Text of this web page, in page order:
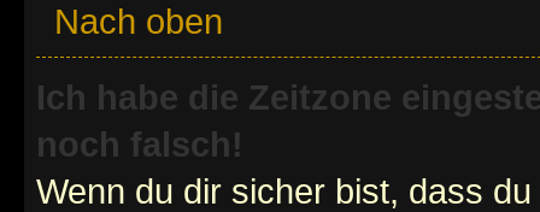
Nach oben
Ich habe die Zeitzone
noch falsch!
Wenn du dir sicher bist, dass